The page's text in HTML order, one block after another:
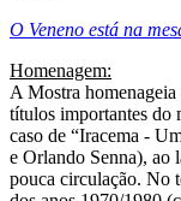
O Veneno está na
Homenagem:
A Mostra
títulos importantes do
caso de “Iracema -
e Orlando Senna), ao
pouca circulação. No